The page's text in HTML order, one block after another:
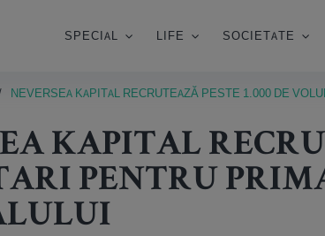
SPECIAL LIFE SOCIETATE
NEVERSEA KAPITAL RECRUTEAZĂ PESTE 1.000 DE
KAPITAL
PENTRU